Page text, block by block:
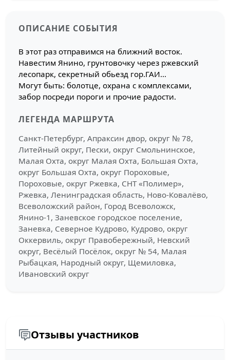
ОПИСАНИЕ СОБЫТИЯ
В этот раз отправимся на ближний восток.
Навестим Янино, грунтовочку через ржевский
лесопарк, секретный обьезд гор.ГАИ...
Могут быть: болотце, охрана с комплексами,
забор посреди пороги и прочие радости.
ЛЕГЕНДА МАРШРУТА
Санкт-Петербург, Апраксин двор, округ № 78,
Литейный округ, Пески, округ Смольнинское,
Малая Охта, округ Малая Охта, Большая Охта,
округ Большая Охта, округ Пороховые,
Пороховые, округ Ржевка, СНТ «Полимер»,
Ржевка, Ленинградская область, Ново-Ковалёво,
Всеволожский район, Город Всеволожск,
Янино-1, Заневское городское поселение,
Заневка, Северное Кудрово, Кудрово, округ
Оккервиль, округ Правобережный, Невский
округ, Весёлый Посёлок, округ № 54, Малая
Рыбацкая, Народный округ, Щемиловка,
Ивановский округ
Отзывы участников